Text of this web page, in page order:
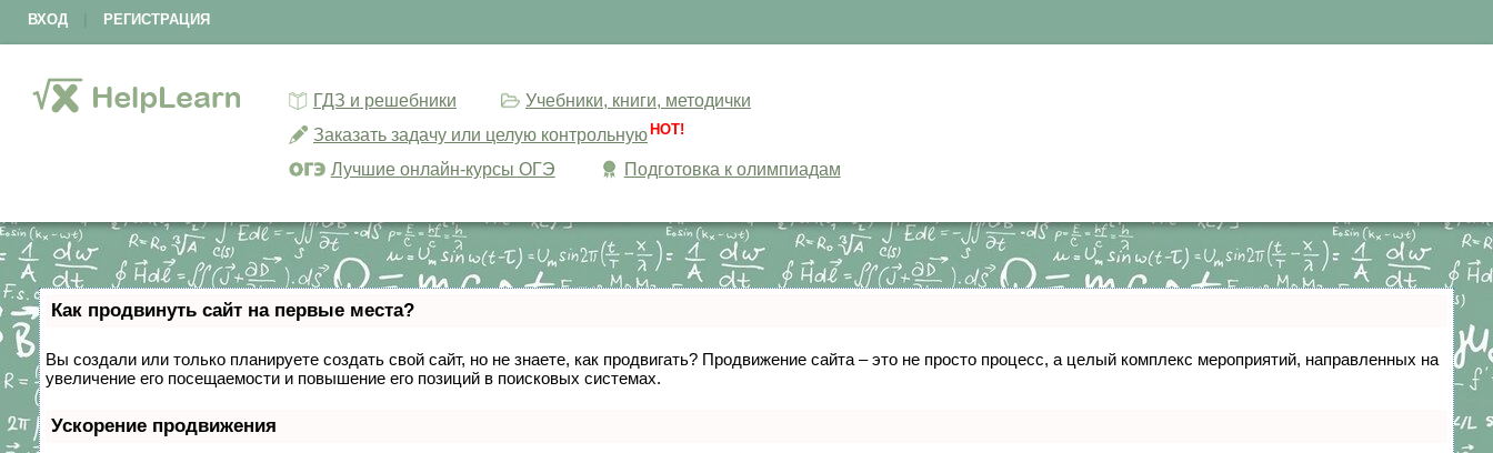
ВХОД РЕГИСТРАЦИЯ
ГДЗ и решебники
Учебники, книги, методички
Заказать задачу или целую контрольную HOT!
Лучшие онлайн-курсы ОГЭ Подготовка к олимпиадам
Как продвинуть сайт на первые места?
Вы создали или только планируете создать свой сайт, но не знаете, как продвигать? Продвижение сайта – это не просто процесс, а целый комплекс мероприятий, направленных на
увеличение его посещаемости и повышение его позиций в поисковых системах.
Ускорение продвижения